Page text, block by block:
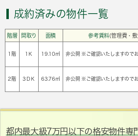
成約済みの物件一覧
階層 間取り 面積 参考賃料(管理費・
1階 1Ｋ 19.10㎡ 非公開 ※ご確認いたしますので
2階 3ＤＫ 63.76㎡ 非公開 ※ご確認いたしますので
都内最大級7万円以下の格安物件専